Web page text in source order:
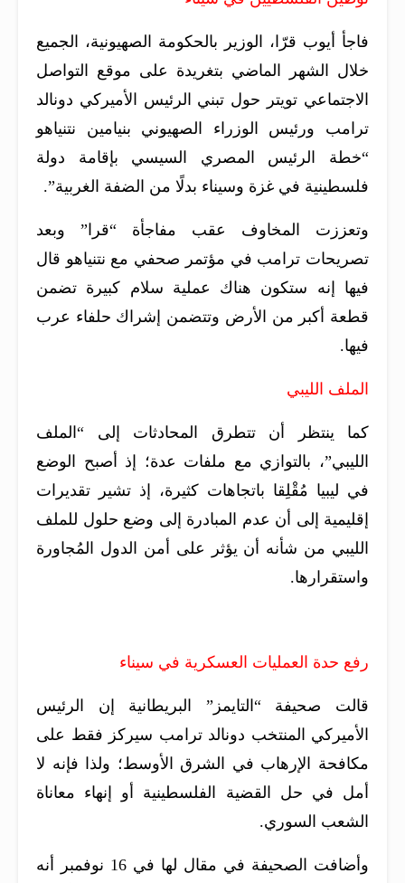
فاجأ أيوب قرّا، الوزير بالحكومة الصهيونية، الجميع
خلال الشهر الماضي بتغريدة على موقع التواصل
الاجتماعي تويتر حول تبني الرئيس الأميركي دونالد
ترامب ورئيس الوزراء الصهيوني بنيامين نتنياهو
“خطة الرئيس المصري السيسي بإقامة دولة
فلسطينية في غزة وسيناء بدلًا من الضفة الغربية”.
وتعززت المخاوف عقب مفاجأة “قرا” وبعد
تصريحات ترامب في مؤتمر صحفي مع نتنياهو قال
فيها إنه ستكون هناك عملية سلام كبيرة تضمن
قطعة أكبر من الأرض وتتضمن إشراك حلفاء عرب
فيها.
الملف الليبي
كما ينتظر أن تتطرق المحادثات إلى “الملف
الليبي”، بالتوازي مع ملفات عدة؛ إذ أصبح الوضع
في ليبيا مُقْلِقا باتجاهات كثيرة، إذ تشير تقديرات
إقليمية إلى أن عدم المبادرة إلى وضع حلول للملف
الليبي من شأنه أن يؤثر على أمن الدول المُجاورة
واستقرارها.
رفع حدة العمليات العسكرية في سيناء
قالت صحيفة “التايمز” البريطانية إن الرئيس
الأميركي المنتخب دونالد ترامب سيركز فقط على
مكافحة الإرهاب في الشرق الأوسط؛ ولذا فإنه لا
أمل في حل القضية الفلسطينية أو إنهاء معاناة
الشعب السوري.
وأضافت الصحيفة في مقال لها في 16 نوفمبر أنه